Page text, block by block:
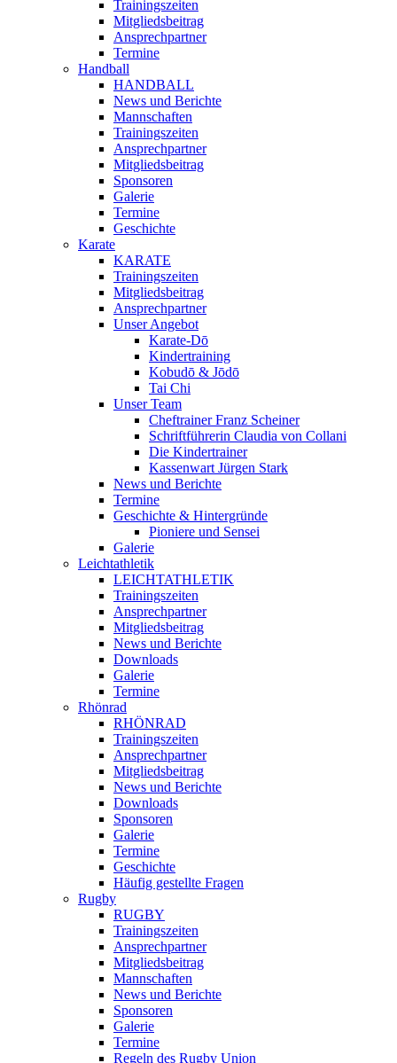
Trainingszeiten
Mitgliedsbeitrag
Ansprechpartner
Termine
Handball
HANDBALL
News und Berichte
Mannschaften
Trainingszeiten
Ansprechpartner
Mitgliedsbeitrag
Sponsoren
Galerie
Termine
Geschichte
Karate
KARATE
Trainingszeiten
Mitgliedsbeitrag
Ansprechpartner
Unser Angebot
Karate-Dō
Kindertraining
Kobudō & Jōdō
Tai Chi
Unser Team
Cheftrainer Franz Scheiner
Schriftführerin Claudia von Collani
Die Kindertrainer
Kassenwart Jürgen Stark
News und Berichte
Termine
Geschichte & Hintergründe
Pioniere und Sensei
Galerie
Leichtathletik
LEICHTATHLETIK
Trainingszeiten
Ansprechpartner
Mitgliedsbeitrag
News und Berichte
Downloads
Galerie
Termine
Rhönrad
RHÖNRAD
Trainingszeiten
Ansprechpartner
Mitgliedsbeitrag
News und Berichte
Downloads
Sponsoren
Galerie
Termine
Geschichte
Häufig gestellte Fragen
Rugby
RUGBY
Trainingszeiten
Ansprechpartner
Mitgliedsbeitrag
Mannschaften
News und Berichte
Sponsoren
Galerie
Termine
Regeln des Rugby Union